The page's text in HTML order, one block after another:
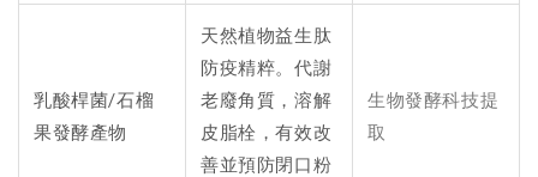
乳酸桿菌/石榴
果發酵產物
天然植物益生肽
防疫精粹。代謝
老廢角質，溶解
皮脂栓，有效改
善並預防閉口粉
生物發酵科技提
取